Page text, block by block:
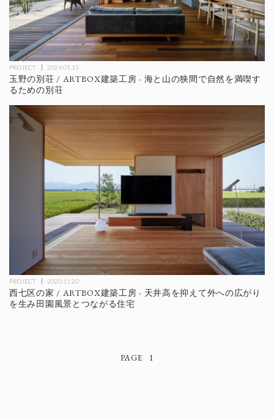
PROJECT 2024.01.15
玉野の別荘 / ARTBOX建築工房 - 海と山の狭間で自然を満喫す
るための別荘
PROJECT 2020.11.20
西七区の家 / ARTBOX建築工房 - 天井高を抑えて外への広がり
を生み田園風景とつながる住宅
1